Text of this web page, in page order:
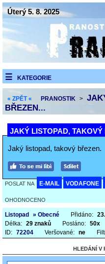
Úterý 5. 8. 2025
KATEGORIE
« ZPĚT « PRANOSTIK >
BŘEZEN...
JAKÝ LISTOPAD, TAKOVÝ
Jaký listopad, takový březen.
POSLAT NA E-MAIL VODAFONE
OHODNOCENO
Listopad » Obecné Přidáno:
Délka: 29 znaků Posláno: 50x
ID: 72204 Veršované: ne
HLEDÁNÍ V